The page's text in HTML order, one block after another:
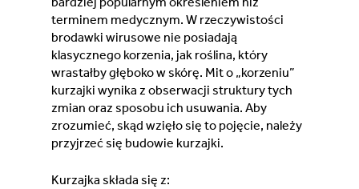
terminem medycznym. W rzeczywistości
brodawki wirusowe nie posiadają
klasycznego korzenia, jak roślina, który
wrastałby głęboko w skórę. Mit o „korzeniu”
kurzajki wynika z obserwacji struktury tych
zmian oraz sposobu ich usuwania. Aby
zrozumieć, skąd wzięło się to pojęcie, należy
przyjrzeć się budowie kurzajki.
Kurzajka składa się z:
United States (English)